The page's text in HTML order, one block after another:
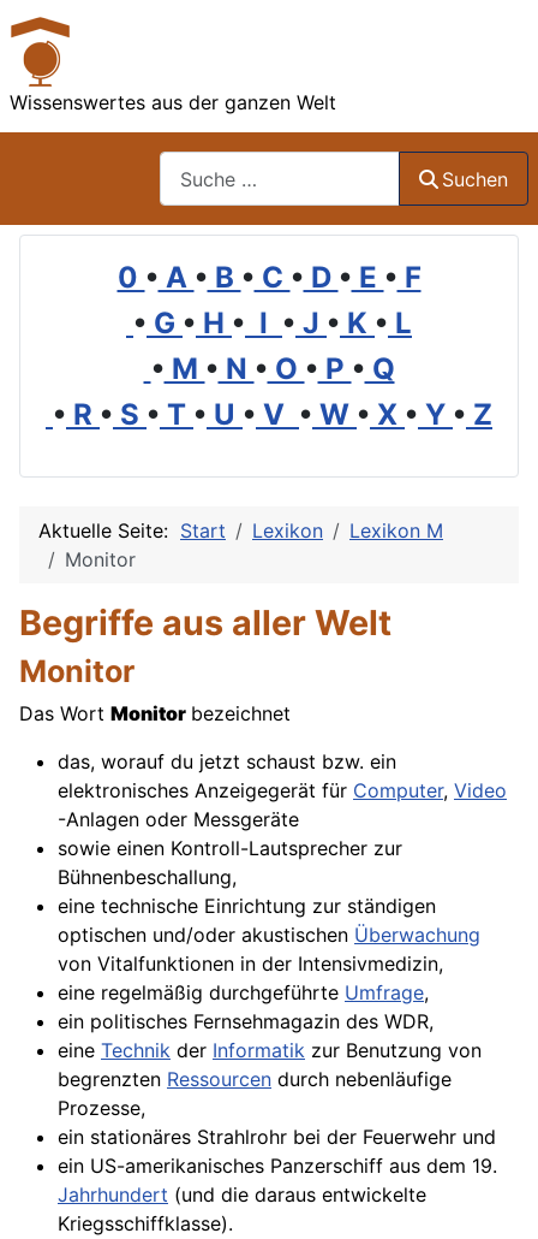
Wissenswertes aus der ganzen Welt
Suchen
0 • A • B • C • D • E • F
• G • H • I • J • K • L
• M • N • O • P • Q
• R • S • T • U • V • W • X • Y • Z
Aktuelle Seite: Start Lexikon
Lexikon M
Monitor
Begriffe aus aller Welt
Monitor
Das Wort Monitor bezeichnet
das, worauf du jetzt schaust bzw. ein
elektronisches Anzeigegerät für Computer, Video
-Anlagen oder Messgeräte
sowie einen Kontroll-Lautsprecher zur
Bühnenbeschallung,
eine technische Einrichtung zur ständigen
optischen und/oder akustischen Überwachung
von Vitalfunktionen in der Intensivmedizin,
eine regelmäßig durchgeführte Umfrage,
ein politisches Fernsehmagazin des WDR,
eine Technik der Informatik zur Benutzung von
begrenzten Ressourcen durch nebenläufige
Prozesse,
ein stationäres Strahlrohr bei der Feuerwehr und
ein US-amerikanisches Panzerschiff aus dem 19.
Jahrhundert (und die daraus entwickelte
Kriegsschiffklasse).